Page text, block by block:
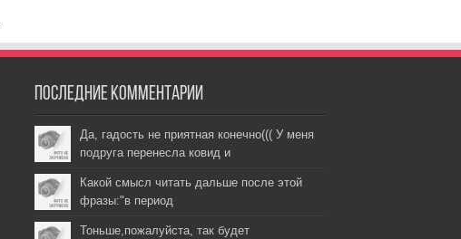
Последние комментарии
Да, гадость не приятная конечно((( У меня
подруга перенесла ковид и
Какой смысл читать дальше после этой
фразы:"в период
Тоньше,пожалуйста, так будет